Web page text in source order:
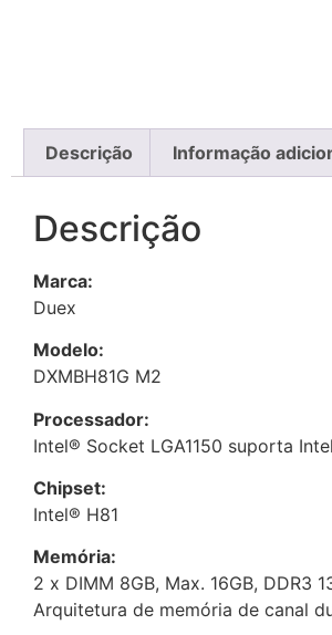
Descrição Informação
Descrição
Marca:
Duex
Modelo:
DXMBH81G M2
Processador:
Intel® Socket LGA1150 suporta
Chipset:
Intel® H81
Memória:
2 x DIMM 8GB, Max. 16GB, DDR3
Arquitetura de memória de canal